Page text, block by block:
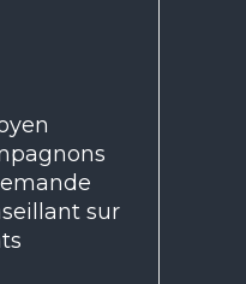
sur